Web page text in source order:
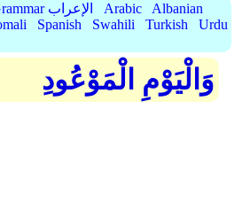
Grammar الإعراب Arabic
Albanian
Spanish Swahili Turkish
Urdu
وَالْيَوْمِ الْمَوْعُودِ